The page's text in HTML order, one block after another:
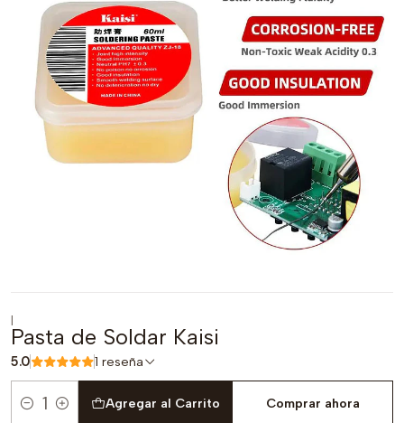
|
Pasta de Soldar Kaisi
5.0 1 reseña
Cantidad
Agregar al Carrito Comprar ahora